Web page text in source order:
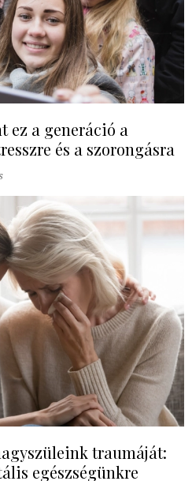
ez a generáció a
és a szorongásra
traumáját:
egészségünkre